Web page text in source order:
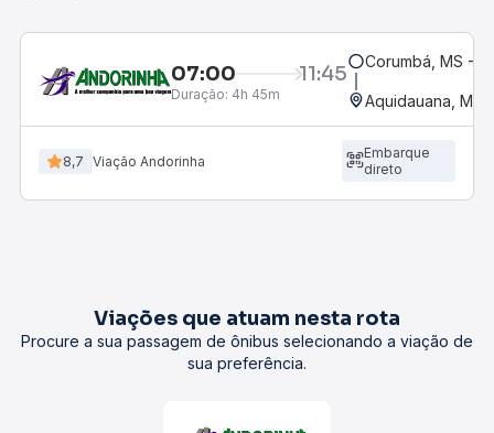
07:00 11:45
Duração: 4h 45m
Corumbá, MS -
Aquidauana, MS
8,7 Viação Andorinha
Embarque
direto
Viações que atuam nesta rota
Procure a sua passagem de ônibus selecionando a viação de
sua preferência.